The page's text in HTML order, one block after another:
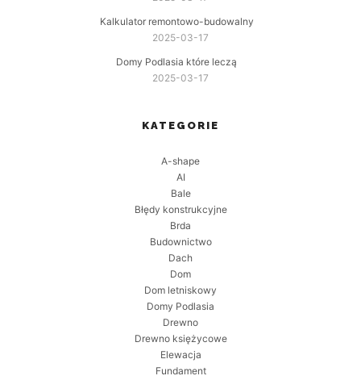
Kalkulator remontowo-budowalny
2025-03-17
Domy Podlasia które leczą
2025-03-17
KATEGORIE
A-shape
AI
Bale
Błędy konstrukcyjne
Brda
Budownictwo
Dach
Dom
Dom letniskowy
Domy Podlasia
Drewno
Drewno księżycowe
Elewacja
Fundament